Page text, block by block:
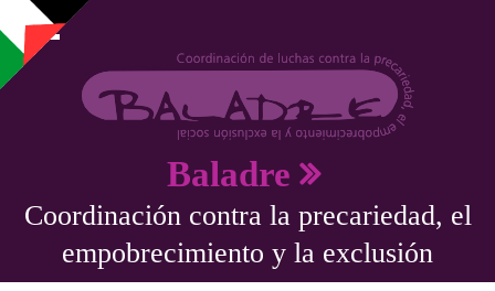
Pasar al contenido principal
Baladre
Coordinación contra la precariedad, el
empobrecimiento y la exclusión